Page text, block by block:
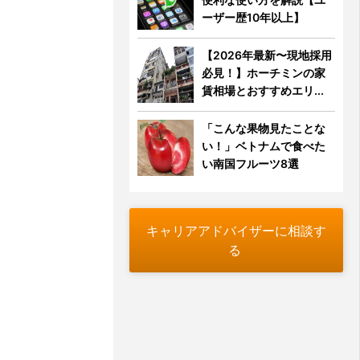
ーザー歴10年以上】
【2026年最新〜現地採用
必見！】ホーチミンの家
賃相場とおすすめエリ...
「こんな果物見たことな
い！」ベトナムで食べた
い南国フルーツ8選
キャリアアドバイザーに相談す
る